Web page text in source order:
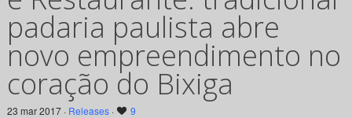
padaria paulista abre
novo empreendimento no
coração do Bixiga
23 mar 2017 · Releases· 9